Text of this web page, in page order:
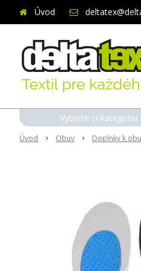
Úvod
Úvod Obuv Doplnky k
Vyberte si kategóriu